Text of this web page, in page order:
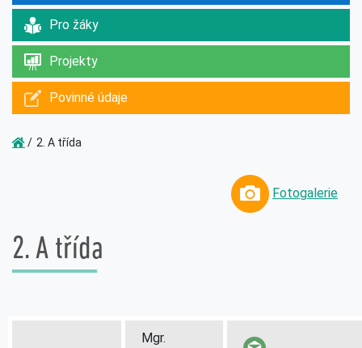
Pro žáky
Projekty
Povinné údaje
2. A třída
2. A třída
Fotogalerie
Mgr.